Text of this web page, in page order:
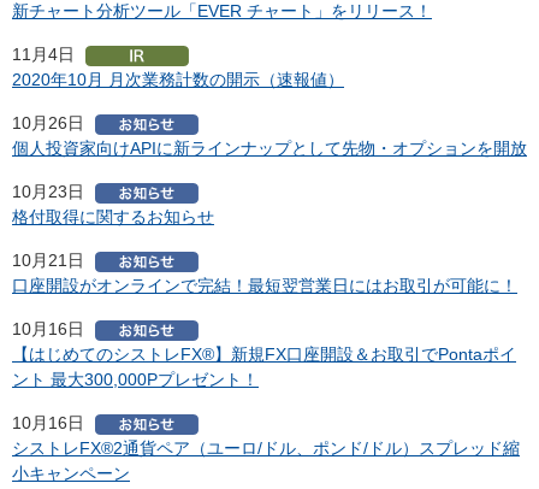
新チャート分析ツール「EVER チャート」をリリース！
11月4日
2020年10月 月次業務計数の開示（速報値）
10月26日
個人投資家向けAPIに新ラインナップとして先物・オプションを開放
10月23日
格付取得に関するお知らせ
10月21日
口座開設がオンラインで完結！最短翌営業日にはお取引が可能に！
10月16日
【はじめてのシストレFX®】新規FX口座開設＆お取引でPontaポイ
ント 最大300,000Pプレゼント！
10月16日
シストレFX®2通貨ペア（ユーロ/ドル、ポンド/ドル）スプレッド縮
小キャンペーン